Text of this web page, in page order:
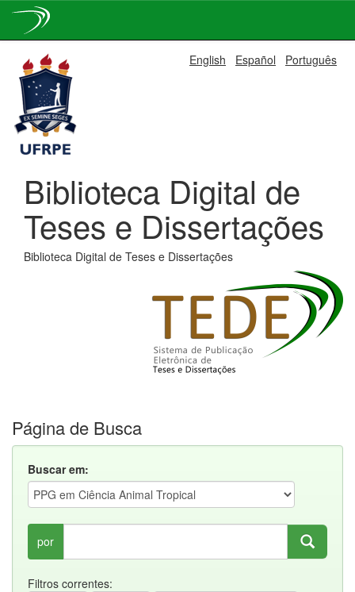
navigation
English Español Português
Biblioteca Digital de
Teses e Dissertações
Biblioteca Digital de Teses e Dissertações
Página de Busca
Buscar em:
por
Filtros correntes: